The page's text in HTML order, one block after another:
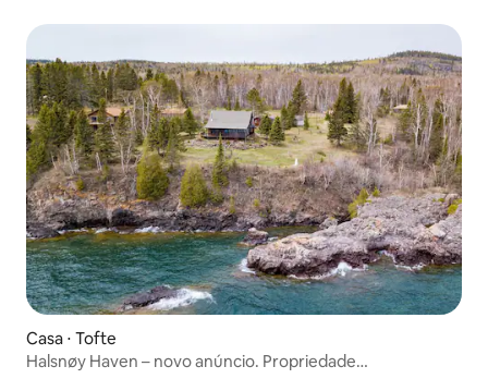
Casa ⋅ Tofte
Halsnøy Haven – novo anúncio. Propriedade